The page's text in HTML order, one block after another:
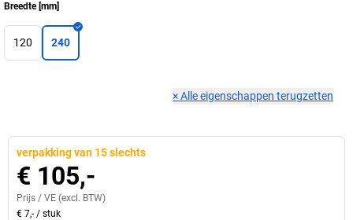
Breedte[mm]
120 240
×Alle eigenschappen terugzetten
verpakking van 15 slechts
€ 105,-
Prijs / VE (excl. BTW)
€ 7,- / stuk